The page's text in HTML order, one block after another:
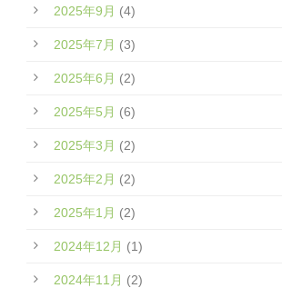
2025年9月 (4)
2025年7月 (3)
2025年6月 (2)
2025年5月 (6)
2025年3月 (2)
2025年2月 (2)
2025年1月 (2)
2024年12月 (1)
2024年11月 (2)